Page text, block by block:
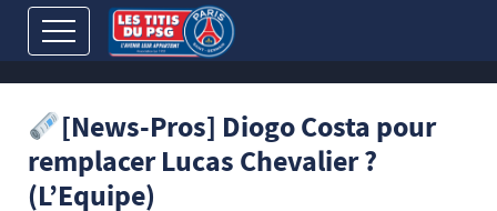
[News-Pros] Diogo Costa pour
remplacer Lucas Chevalier ?
(L’Equipe)